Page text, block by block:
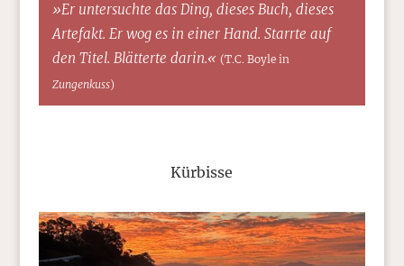
»Er untersuchte das Ding, dieses Buch, dieses
Artefakt. Er wog es in einer Hand. Starrte auf
den Titel. Blätterte darin.« (T.C. Boyle in
Zungenkuss)
Kürbisse